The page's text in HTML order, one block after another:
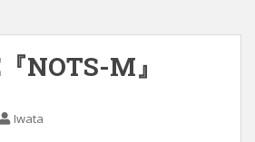
NOTS-M』
Iwata